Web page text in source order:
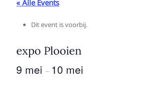
« Alle Events
Dit event is voorbij.
expo Plooien
9 mei– 10 mei